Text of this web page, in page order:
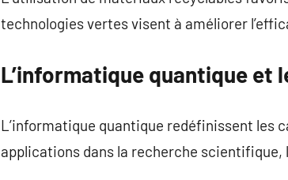
technologies vertes visent à améliorer
L’informatique quantique et
L’informatique quantique redéfinissent les
applications dans la recherche